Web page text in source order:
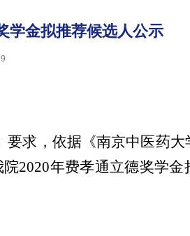
学金拟推荐候选人公示
要求，依据《南京中医药大
院2020年费孝通立德奖学金